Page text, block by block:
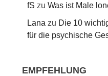
fS zuWas ist Male
Lana zu Die 10
für die psychische
EMPFEHLUNG